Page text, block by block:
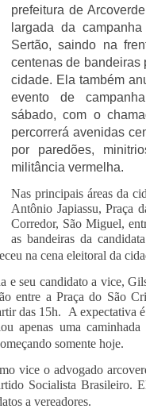
prefeitura de
largada da
Sertão, saindo na
centenas de bandeiras
cidade. Ela também
evento de
sábado, com o
percorrerá avenidas
por paredões,
militância vermelha.
Nas principais áreas da
Antônio Japiassu, Praça
Corredor, São Miguel,
as bandeiras da
na cena eleitoral da
e seu candidato a vice,
entre a Praça do São
das 15h.
A expectativa
apenas uma
somente hoje.
vice o advogado
Socialista Brasileiro.
a vereadores.